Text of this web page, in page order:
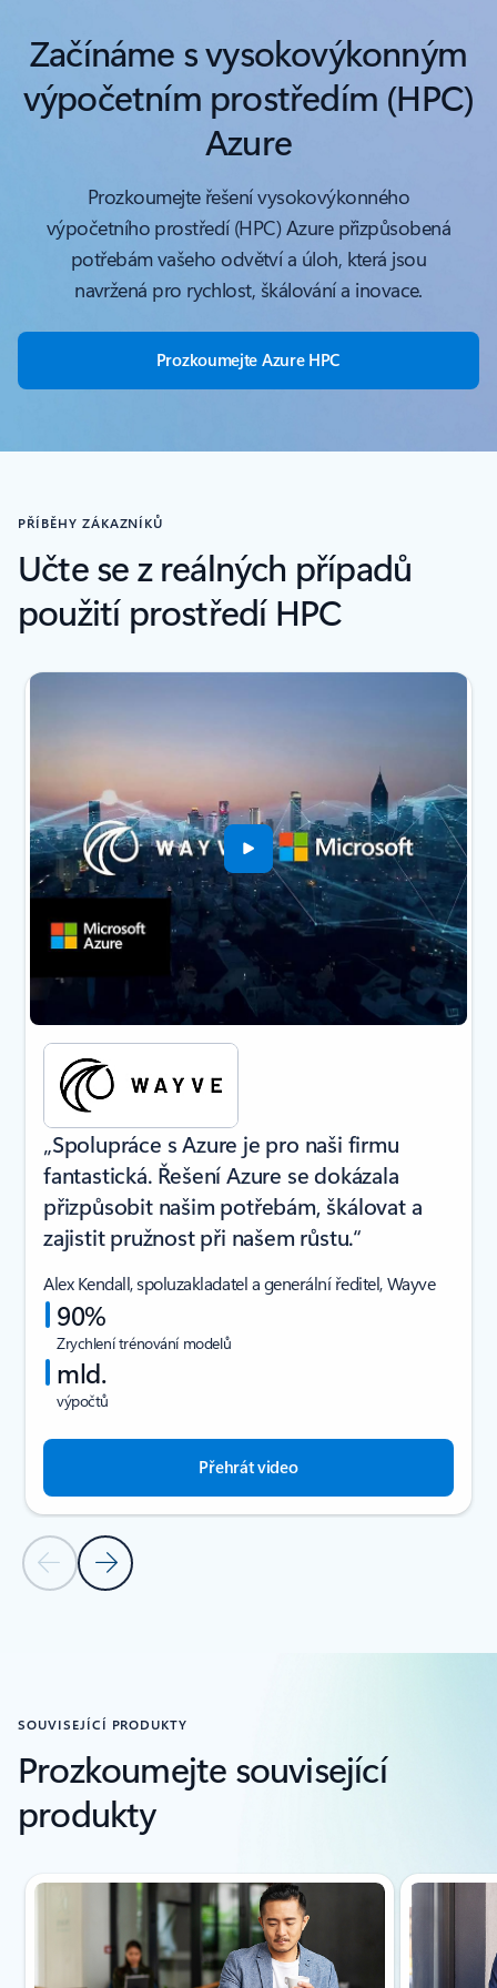
Začínáme s vysokovýkonným
výpočetním prostředím (HPC)
Azure
Prozkoumejte řešení vysokovýkonného
výpočetního prostředí (HPC) Azure přizpůsobená
potřebám vašeho odvětví a úloh, která jsou
navržená pro rychlost, škálování a inovace.
Prozkoumejte Azure HPC
PŘÍBĚHY ZÁKAZNÍKŮ
Učte se z reálných případů
použití prostředí HPC
Zobrazuje se snímek 1 z(e) 2.
Předchozí snímek
Další snímek
„Spolupráce s Azure je pro naši firmu
fantastická. Řešení Azure se dokázala
přizpůsobit našim potřebám, škálovat a
zajistit pružnost při našem růstu.“
Alex Kendall, spoluzakladatel a generální ředitel, Wayve
90%
Zrychlení trénování modelů
mld.
výpočtů
Přehrát video
SOUVISEJÍCÍ PRODUKTY
Prozkoumejte související
produkty
Zobrazuje se snímek 1 z(e) 4.